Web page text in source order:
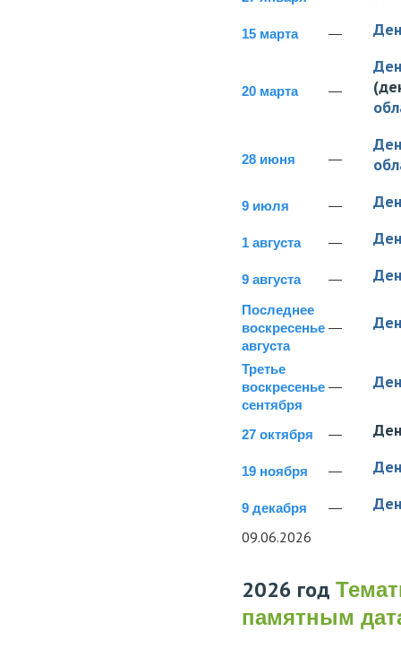
15 марта —
20 марта —
28 июня —
9 июля —
1 августа —
9 августа —
Последнее
воскресенье
августа
—
Третье
воскресенье
сентября
—
27 октября —
19 ноября —
9 декабря —
09.06.2026
2026 год
памятным